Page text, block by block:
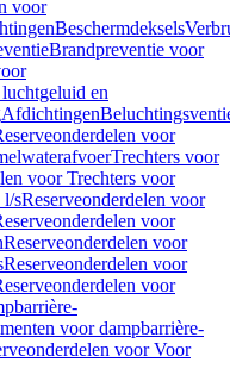
voor
Beschermdeksels
Brandpreventie voor
en
Afdichtingen
voor
Trechters voor
voor Trechters voor
l/sReserveonderdelen voor
voor
Reserveonderdelen voor
Reserveonderdelen voor
voor
voor dampbarrière-
voor Voor